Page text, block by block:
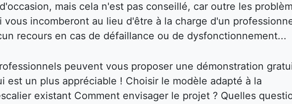
mais cela n'est pas conseillé, car outre les
vous incomberont au lieu d'être à la charge d'un
recours en cas de défaillance ou de dysfonctionnement...
peuvent vous proposer une démonstration
est un plus appréciable ! Choisir le modèle adapté à la
existant Comment envisager le projet ? Quelles